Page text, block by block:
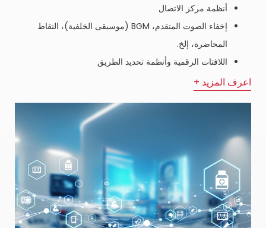
أنظمة مركز الاتصال
إخفاء الصوت المتقدم، BGM (موسيقى الخلفية)، التقاط
المحاضرة، إلخ.
اللافتات الرقمية وأنظمة تحديد الطريق
اعرف المزيد +